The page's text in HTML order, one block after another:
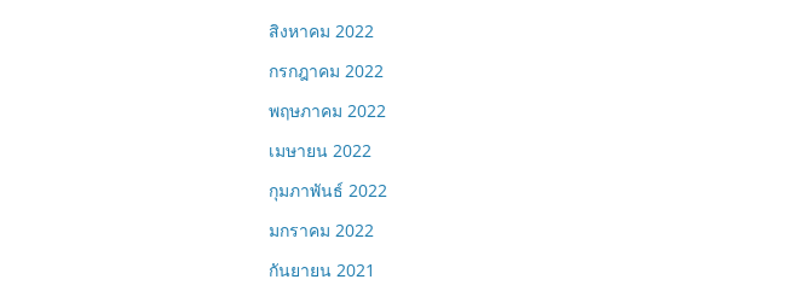
สิงหาคม 2022
กรกฎาคม 2022
พฤษภาคม 2022
เมษายน 2022
กุมภาพันธ์ 2022
มกราคม 2022
กันยายน 2021